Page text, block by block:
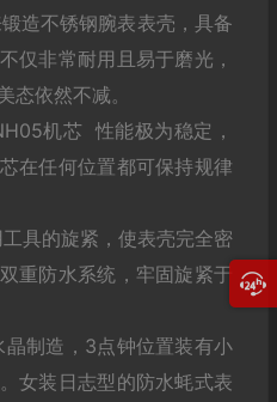
造不锈钢腕表表壳，具备
仅非常耐用且易于磨光，
态依然不减。
机芯 性能极为稳定，
在任何位置都可保持规律
具的旋紧，使表壳完全密
重防水系统，牢固旋紧于
制造，3点钟位置装有小
女装日志型的防水蚝式表